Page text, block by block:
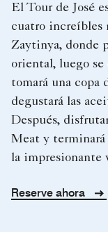
El Tour de José
cuatro increíbles
Zaytinya, donde
oriental, luego
tomará una copa
degustará las
Después,
Meat y terminará
la impresionante
Reserve ahora